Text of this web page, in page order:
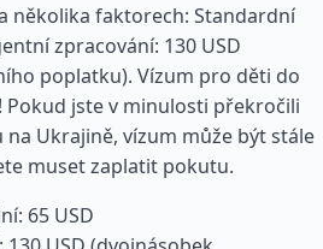
několika faktorech: Standardní
zpracování: 130 USD
poplatku). Vízum pro děti do
Pokud jste v minulosti překročili
Ukrajině, vízum může být stále
muset zaplatit pokutu.
65 USD